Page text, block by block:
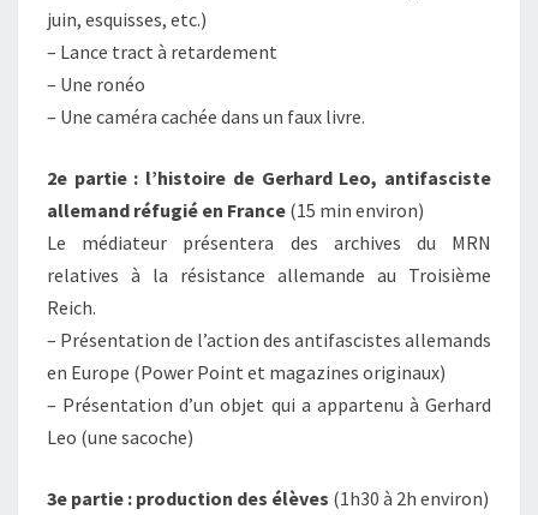
juin, esquisses, etc.)
– Lance tract à retardement
– Une ronéo
– Une caméra cachée dans un faux livre.
2e partie : l’histoire de Gerhard Leo, antifasciste
allemand réfugié en France (15 min environ)
Le médiateur présentera des archives du MRN
relatives à la résistance allemande au Troisième
Reich.
– Présentation de l’action des antifascistes allemands
en Europe (Power Point et magazines originaux)
– Présentation d’un objet qui a appartenu à Gerhard
Leo (une sacoche)
3e partie : production des élèves (1h30 à 2h environ)